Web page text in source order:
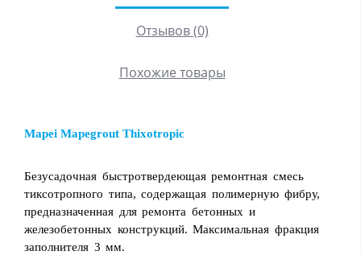
Отзывов (0)
Похожие товары
Mapei Mapegrout Thixotropic
Безусадочная быстротвердеющая ремонтная смесь
тиксотропного типа, содержащая полимерную фибру,
предназначенная для ремонта бетонных и
железобетонных конструкций. Максимальная фракция
заполнителя 3 мм.